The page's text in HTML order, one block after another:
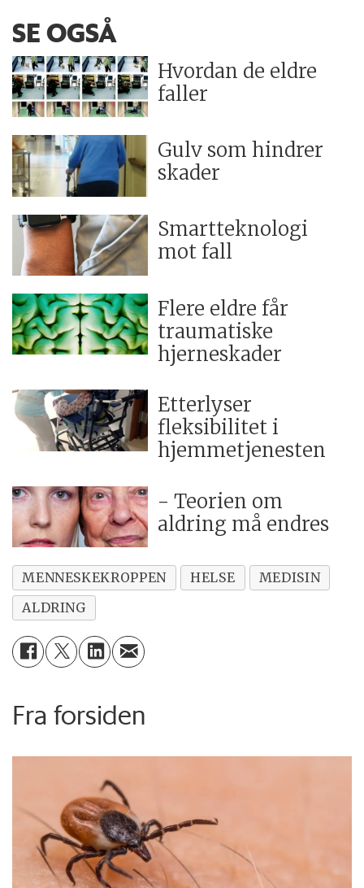
SE OGSÅ
Hvordan de eldre
faller
Gulv som hindrer
skader
Smartteknologi
mot fall
Flere eldre får
traumatiske
hjerneskader
Etterlyser
fleksibilitet i
hjemmetjenesten
- Teorien om
aldring må endres
MENNESKEKROPPEN HELSE
MEDISIN
ALDRING
Fra forsiden